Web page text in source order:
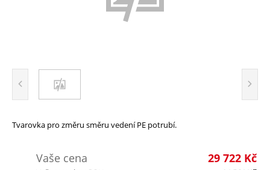
Tvarovka pro změru směru vedení PE potrubí.
Vaše cena 29 722 Kč